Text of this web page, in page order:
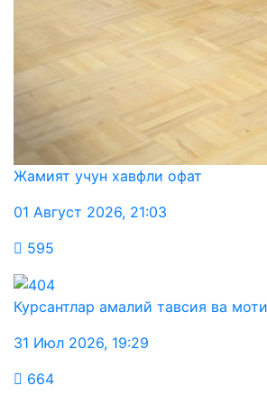
Жамият учун хавфли офат
01 Август 2026, 21:03
595
Курсантлар амалий тавсия ва
31 Июл 2026, 19:29
664